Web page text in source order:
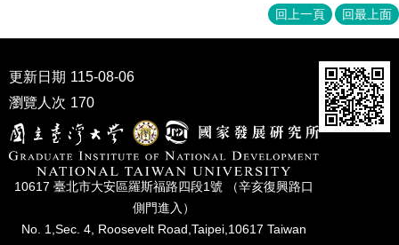
國
發
展
究
期
試
回上一頁 回最上面
更新日期 115-08-06
瀏覽人次 170
10617 臺北市⼤安區羅斯福路四段1號 （辛亥復興路⼝
側⾨進入）
No. 1,Sec. 4, Roosevelt Road,Taipei,10617 Taiwan